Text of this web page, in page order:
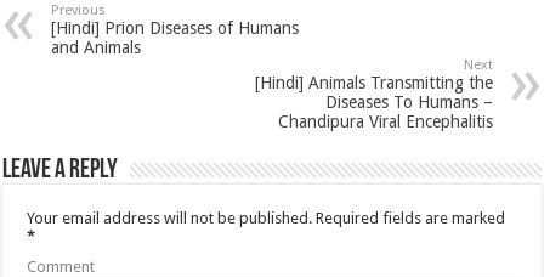
Previous
[Hindi] Prion Diseases of Humans
and Animals
Next
[Hindi] Animals Transmitting the
Diseases To Humans –
Chandipura Viral Encephalitis
Leave a Reply
Your email address will not be published. Required fields are marked
*
Comment